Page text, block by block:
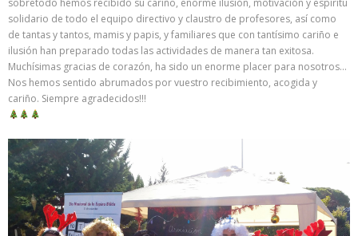
sobretodo hemos recibido su cariño, enorme ilusión, motivación y espíritu
solidario de todo el equipo directivo y claustro de profesores, así como
de tantas y tantos, mamis y papis, y familiares que con tantísimo cariño e
ilusión han preparado todas las actividades de manera tan exitosa.
Muchísimas gracias de corazón, ha sido un enorme placer para nosotros…
Nos hemos sentido abrumados por vuestro recibimiento, acogida y
cariño. Siempre agradecidos!!!